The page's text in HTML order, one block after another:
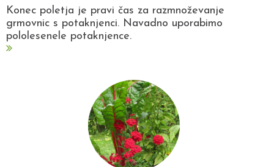
Konec poletja je pravi čas za razmnoževanje
grmovnic s potaknjenci. Navadno uporabimo
pololesenele potaknjence.